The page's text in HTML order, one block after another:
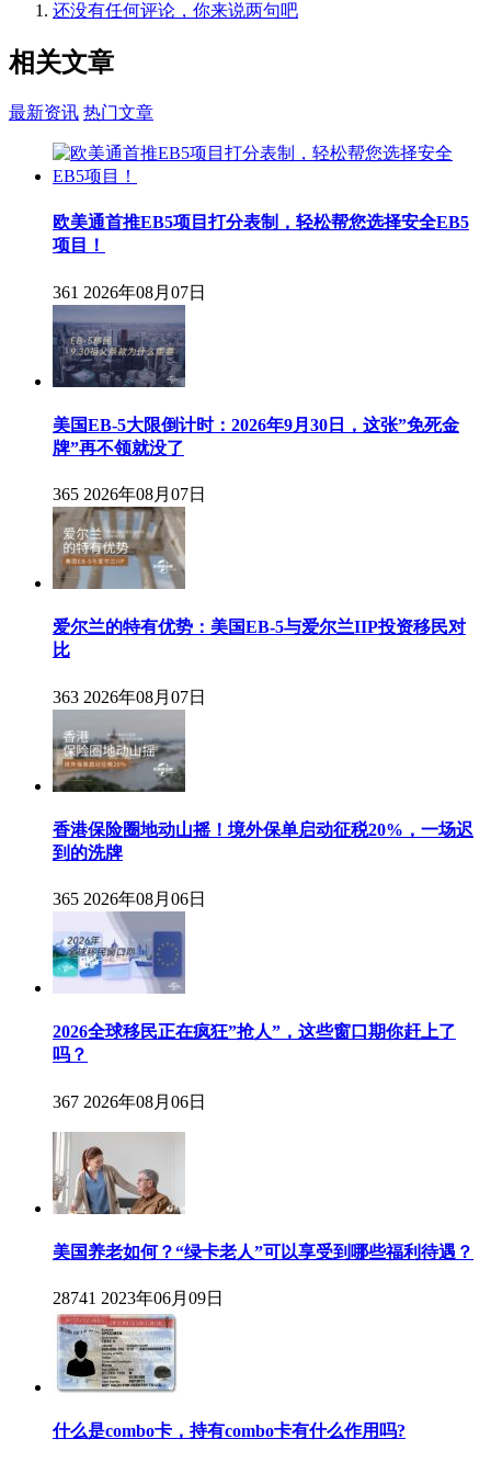
还没有任何评论，你来说两句吧
相关文章
最新资讯 热门文章
欧美通首推EB5项目打分表制，轻松帮您选择安全EB5
项目！
361 2026年08月07日
美国EB-5大限倒计时：2026年9月30日，这张”免死金
牌”再不领就没了
365 2026年08月07日
爱尔兰的特有优势：美国EB-5与爱尔兰IIP投资移民对
比
363 2026年08月07日
香港保险圈地动山摇！境外保单启动征税20%，一场迟
到的洗牌
365 2026年08月06日
2026全球移民正在疯狂”抢人”，这些窗口期你赶上了
吗？
367 2026年08月06日
美国养老如何？“绿卡老人”可以享受到哪些福利待遇？
28741 2023年06月09日
什么是combo卡，持有combo卡有什么作用吗?